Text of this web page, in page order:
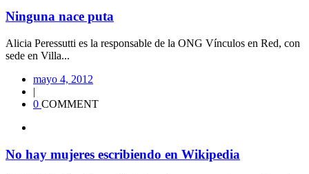
Ninguna nace puta
Alicia Peressutti es la responsable de la ONG Vínculos en Red, con
sede en Villa...
mayo 4, 2012
|
0 COMMENT
No hay mujeres escribiendo en Wikipedia